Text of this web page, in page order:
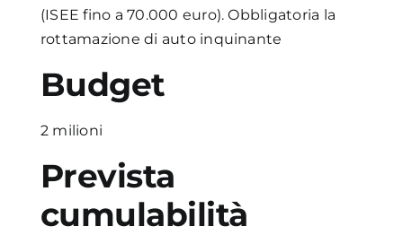
(ISEE fino a 70.000 euro). Obbligatoria la
rottamazione di auto inquinante
Budget
2 milioni
Prevista
cumulabilità